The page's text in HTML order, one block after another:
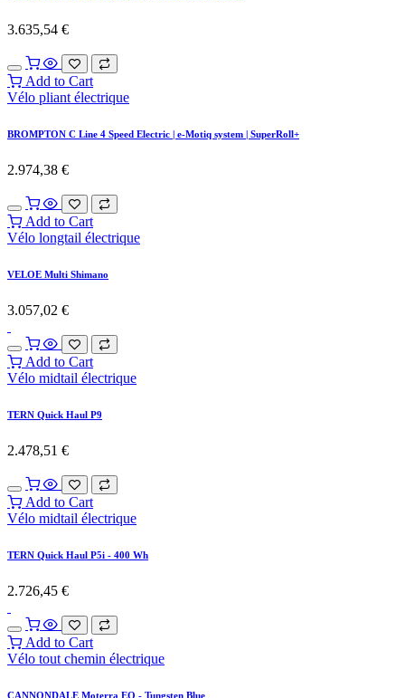
3.635,54 €
Add to Cart
Vélo pliant électrique
BROMPTON C Line 4 Speed Electric | e-Motiq system | SuperRoll+
2.974,38 €
Add to Cart
Vélo longtail électrique
VELOE Multi Shimano
3.057,02 €
Add to Cart
Vélo midtail électrique
TERN Quick Haul P9
2.478,51 €
Add to Cart
Vélo midtail électrique
TERN Quick Haul P5i - 400 Wh
2.726,45 €
Add to Cart
Vélo tout chemin électrique
CANNONDALE Moterra EQ - Tungsten Blue